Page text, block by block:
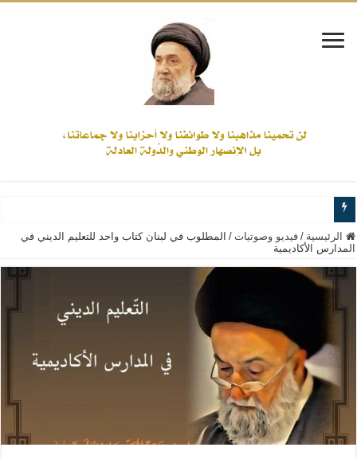
www.alamine.net
إذا كان التسنن هو الإيمان بسنة رسول الله ( صلى الله عليه وآله) فكلّ
علاقات المذاهب والأديان لا يجوز أن تكون على حساب الأوطان
لن تحمينا مذاهبنا ولا طوائفنا ولا أحزابنا ولا جماعاتنا، بل الإنصهار الوطني والدولة
المذاهب ليست قدرًا لا يمكن تجاوزه
ليست المنفعة تأتي من إسلامية النّظام كما لا تأتي المضرة من مسيحية النظام
المتهاون بوطنه متهاون بدينه حتماً
نسج العلاقة مع الآخر تكون من خلال منظومة القيم و المبادئ الانسانية التي تجعل
الرئيسية / فيديو وصوتيات / المطلوب في لبنان كتاب واحد للتعليم الديني في
المدارس الأكاديمية